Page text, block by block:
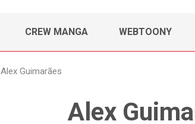
CREW MANGA WEBTOONY
Alex Guimarães
Alex